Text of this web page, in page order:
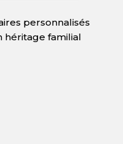
personnalisés
héritage familial